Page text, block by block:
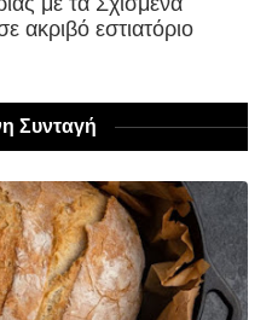
ακριβό εστιατόριο
Συνταγή